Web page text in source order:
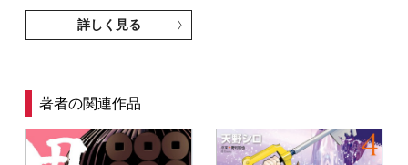
詳しく見る
著者の関連作品